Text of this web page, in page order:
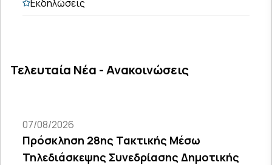
Εκδηλώσεις
Τελευταία Νέα - Ανακοινώσεις
07/08/2026
Πρόσκληση 28ης Τακτικής Μέσω
Τηλεδιάσκεψης Συνεδρίασης Δημοτικής